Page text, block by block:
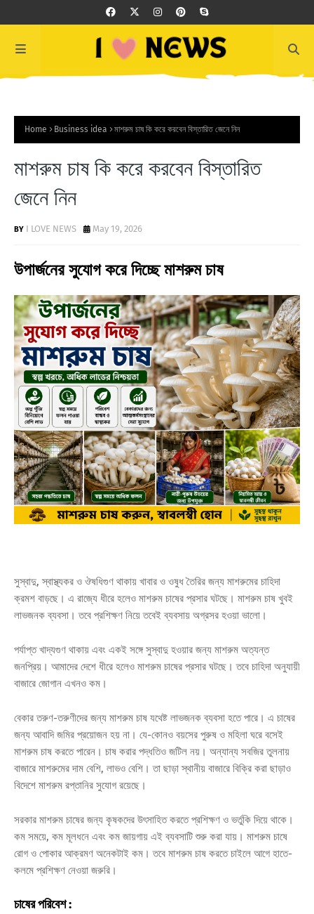
Home Business idea মাশরুম চাষ কি করে করবেন বিস্তারিত জেনে নিন
মাশরুম চাষ কি করে করবেন বিস্তারিত
জেনে নিন
I LOVE NEWS May 19, 2026
উপার্জনের সুযোগ করে দিচ্ছে মাশরুম চাষ
সুস্বাদু, স্বাস্থ্যকর ও ঔষধিগুণ থাকায় খাবার ও ওষুধ তৈরির জন্য মাশরুমের চাহিদা
ক্রমশ বাড়ছে। এ রাজ্যে ধীরে হলেও মাশরুম চাষের প্রসার ঘটছে। মাশরুম চাষ খুবই
লাভজনক ব্যবসা। তবে প্রশিক্ষণ নিয়ে তবেই ব্যবসায় অগ্রসর হওয়া ভালো।
পর্যাপ্ত খাদ্যগুণ থাকায় এবং একই সঙ্গে সুস্বাদু হওয়ার জন্য মাশরুম অত্যন্ত
জনপ্রিয়। আমাদের দেশে ধীরে হলেও মাশরুম চাষের প্রসার ঘটছে। তবে চাহিদা অনুযায়ী
বাজারে জোগান এখনও কম।
বেকার তরুণ-তরুণীদের জন্য মাশরুম চাষ যথেষ্ট লাভজনক ব্যবসা হতে পারে। এ চাষের
জন্য আবাদি জমির প্রয়োজন হয় না। যে-কোনও বয়সের পুরুষ ও মহিলা ঘরে বসেই
মাশরুম চাষ করতে পারেন। চাষ করার পদ্ধতিও জটিল নয়। অন্যান্য সবজির তুলনায়
বাজারে মাশরুমের দাম বেশি, লাভও বেশি। তা ছাড়া স্থানীয় বাজারে বিক্রি করা ছাড়াও
বিদেশে মাশরুম রপ্তানির সুযোগ রয়েছে।
সরকার মাশরুম চাষের জন্য কৃষকদের উৎসাহিত করতে প্রশিক্ষণ ও ভর্তুকি দিয়ে থাকে।
কম সময়ে, কম মূলধনে এবং কম জায়গায় এই ব্যবসাটি শুরু করা যায়। মাশরুম চাষে
রোগ ও পোকার আক্রমণ অনেকটাই কম। তবে মাশরুম চাষ করতে চাইলে আগে হাতে-
কলমে প্রশিক্ষণ নেওয়া জরুরি।
চাষের পরিবেশ :